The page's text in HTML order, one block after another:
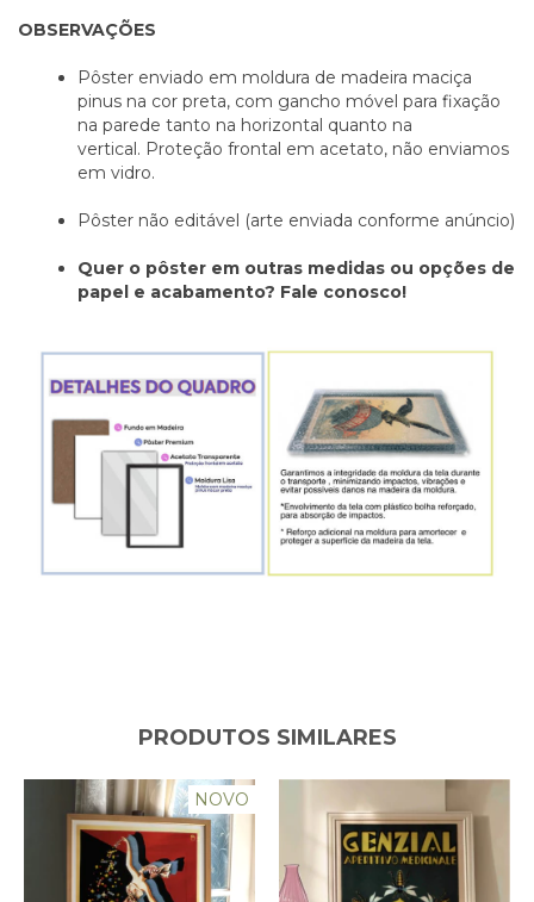
OBSERVAÇÕES
Pôster enviado em moldura de madeira maciça
pinus na cor preta, com gancho móvel para fixação
na parede tanto na horizontal quanto na
vertical. Proteção frontal em acetato, não enviamos
em vidro.
Pôster não editável (arte enviada conforme anúncio)
Quer o pôster em outras medidas ou opções de
papel e acabamento? Fale conosco!
PRODUTOS SIMILARES
NOVO